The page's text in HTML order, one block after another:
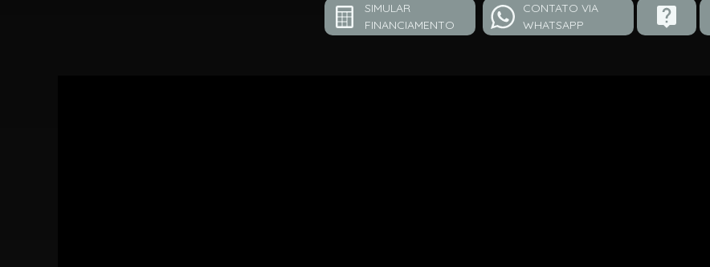
SIMULAR
FINANCIAMENTO
CONTATO VIA
WHATSAPP